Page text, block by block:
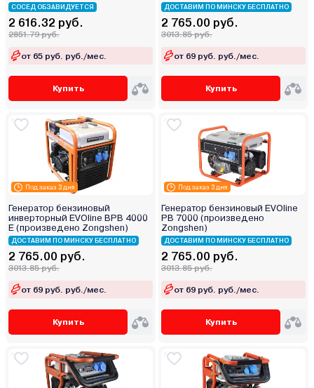
СОСЕД ОБЗАВИДУЕТСЯ
2 616.32 руб.
2851.79 руб.
от 65 руб. руб./мес.
Купить
ДОСТАВИМ ПО МИНСКУ БЕСПЛАТНО
2 765.00 руб.
3013.85 руб.
от 69 руб. руб./мес.
Купить
Под заказ 3 дня
Генератор бензиновый
инверторный EVOline BPB 4000
E (произведено Zongshen)
ДОСТАВИМ ПО МИНСКУ БЕСПЛАТНО
2 765.00 руб.
3013.85 руб.
от 69 руб. руб./мес.
Купить
Под заказ 3 дня
Генератор бензиновый EVOline
PB 7000 (произведено
Zongshen)
ДОСТАВИМ ПО МИНСКУ БЕСПЛАТНО
2 765.00 руб.
3013.85 руб.
от 69 руб. руб./мес.
Купить